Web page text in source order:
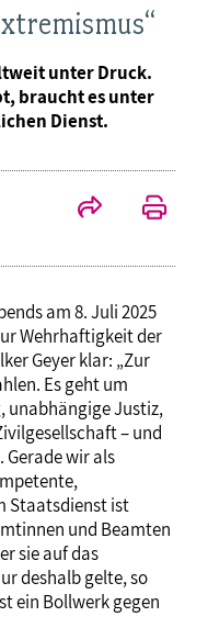
unter Druck.
braucht es unter
Dienst.
am 8. Juli 2025
Wehrhaftigkeit der
Geyer klar: „Zur
Es geht um
unabhängige Justiz,
– und
wir als
Staatsdienst ist
und Beamten
sie auf das
deshalb gelte, so
ein Bollwerk gegen